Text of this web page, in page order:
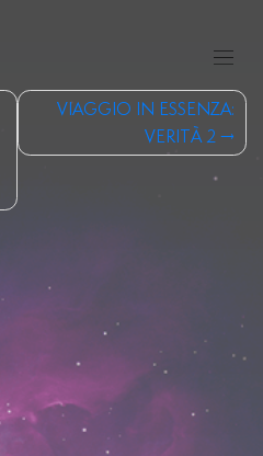
VIAGGIO IN ESSENZA:
VERITÀ 2